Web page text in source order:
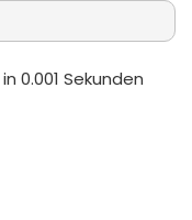
in 0.001 Sekunden